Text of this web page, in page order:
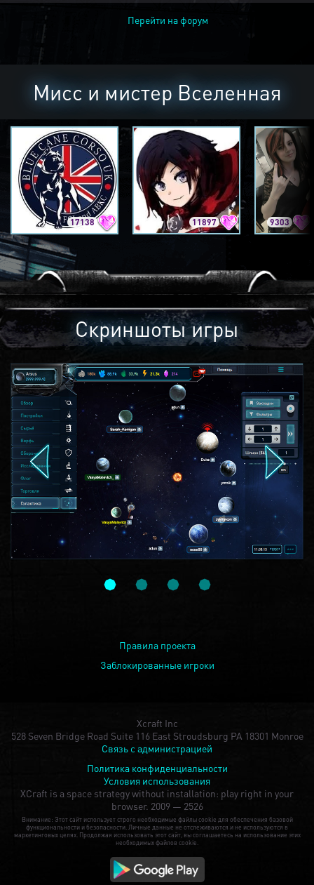
Перейти на форум
Мисс и мистер Вселенная
17138 11897 9303
Скриншоты игры
Правила проекта
Заблокированные игроки
Xcraft Inc
528 Seven Bridge Road Suite 116 East Stroudsburg PA 18301 Monroe
Связь с администрацией
Политика конфиденциальности
Условия использования
XCraft is a space strategy without installation: play right in your
browser. 2009 — 2526
Внимание: Этот сайт использует строго необходимые файлы cookie для обеспечения базовой
функциональности и безопасности. Личные данные не отслеживаются и не используются в
маркетинговых целях. Продолжая использовать этот сайт, вы соглашаетесь на использование этих
необходимых файлов cookie.